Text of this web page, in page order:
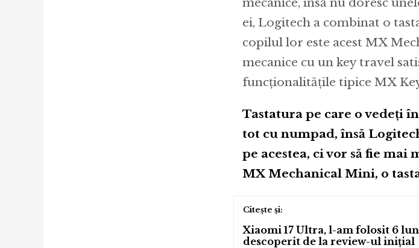
ei, Logitech a combinat o
copilul lor este acest MX
mecanice cu un key travel
funcționalitățile tipice MX
Tastatura pe care o vedeți
tot cu numpad, însă
pe acestea, ci vor să fie mai
MX Mechanical Mini, o
Xiaomi 17 Ultra, l-am folosit 6
descoperit de la review-ul inițial